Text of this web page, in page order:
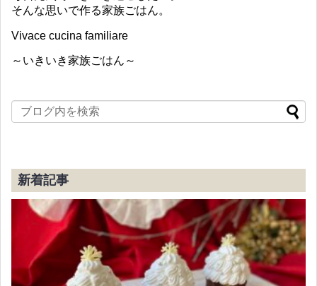
そんな思いで作る家族ごはん。
Vivace cucina familiare
～いきいき家族ごはん～
新着記事